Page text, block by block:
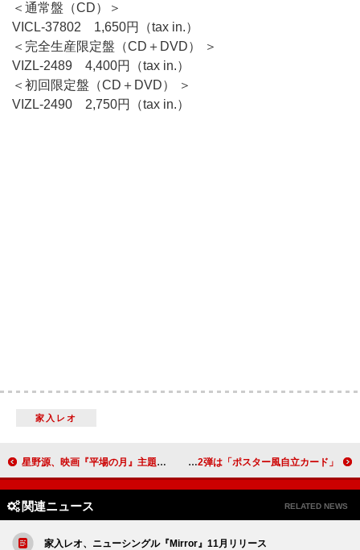
＜通常盤（CD）＞
VICL-37802 1,650円（tax in.）
＜完全生産限定盤（CD＋DVD） ＞
VIZL-2489 4,400円（tax in.）
＜初回限定盤（CD＋DVD） ＞
VIZL-2490 2,750円（tax in.）
家入レオ
星野源、映画『平場の月』主題歌「いきどまり」配信リリース 楽曲をフィーチャーしたトレーラー公開 超特急、ライブ＆ドキュメンタリー映画『RE:VE』“入プレ”第2弾は「ポスター風自立カード」
関連ニュース RELATED NEWS
家入レオ、ニューシングル『Mirror』11月リリース